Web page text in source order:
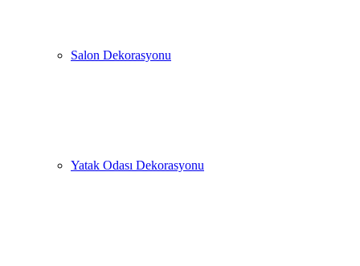
Salon Dekorasyonu
Yatak Odası Dekorasyonu